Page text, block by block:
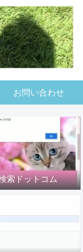
お問い合わせ
索ドットコム